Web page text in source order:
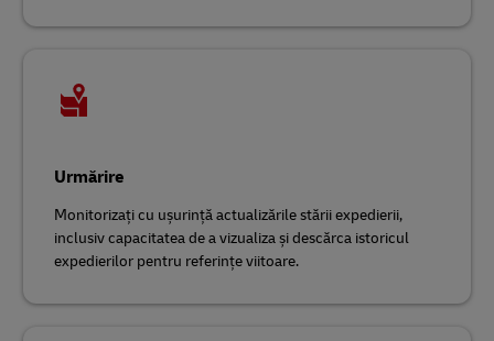
Urmărire
Monitorizați cu ușurință actualizările stării expedierii,
inclusiv capacitatea de a vizualiza și descărca istoricul
expedierilor pentru referințe viitoare.